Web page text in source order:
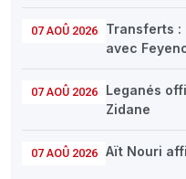
07 AOÛ 2026
Transferts :
avec
07 AOÛ 2026
Leganés
Zidane
07 AOÛ 2026 Aït Nouri